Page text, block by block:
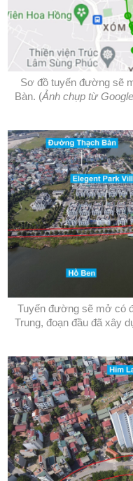
Sơ đồ tuyến đường sẽ
Bàn. (Ảnh chụp từ
Tuyến đường sẽ mở có
Trung, đoạn đầu đã xây